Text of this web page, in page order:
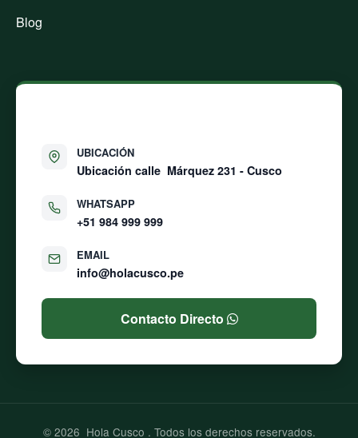
Blog
UBICACIÓN
Ubicación calle Márquez 231 - Cusco
WHATSAPP
+51 984 999 999
EMAIL
info@holacusco.pe
Contacto Directo
© 2026 Hola Cusco . Todos los derechos reservados.